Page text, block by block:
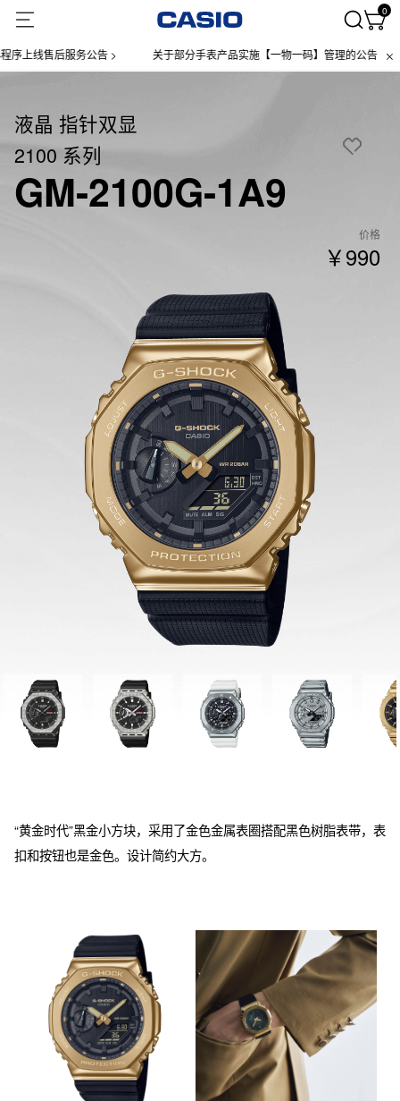
0
售后服务公告 > 关于部分手表产品实施【一物一码】管理的公告 >
液晶 指针双显
2100 系列
GM-2100G-1A9
价格
￥990
“黄金时代”黑金小方块，采用了金色金属表圈搭配黑色树脂表带，表
扣和按钮也是金色。设计简约大方。